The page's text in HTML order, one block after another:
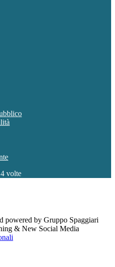
volte
powered by Gruppo Spaggiari
& New Social Media